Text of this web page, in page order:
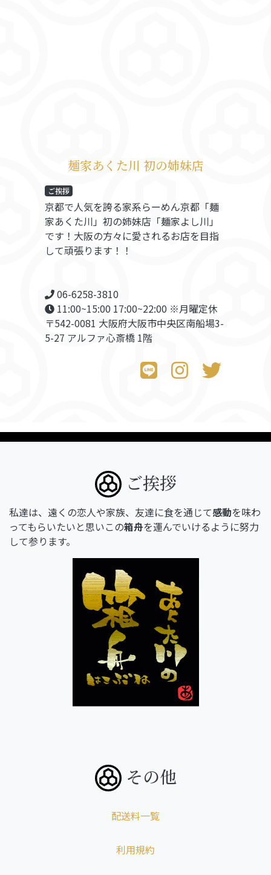
麺家あくた川 初の姉妹店
ご挨拶
京都で人気を誇る家系らーめん京都「麺
家あくた川」初の姉妹店「麺家よし川」
です！大阪の方々に愛されるお店を目指
して頑張ります！！
06-6258-3810
11:00~15:00 17:00~22:00 ※月曜定休
〒542-0081 大阪府大阪市中央区南船場3-
5-27 アルファ心斎橋 1階
ご挨拶
私達は、遠くの恋人や家族、友達に食を通じて感動を味わ
ってもらいたいと思いこの箱舟を運んでいけるように努力
して参ります。
その他
配送料一覧
利用規約